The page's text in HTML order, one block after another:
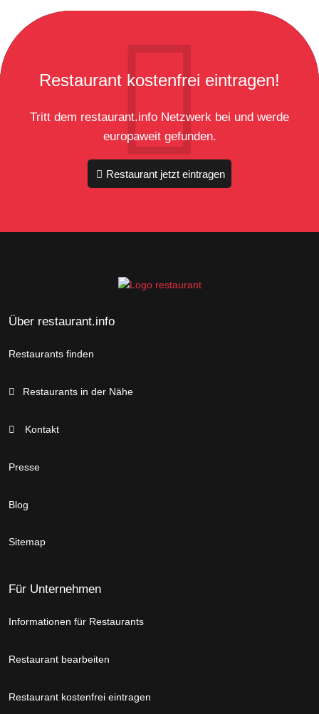
Restaurant kostenfrei eintragen!
Tritt dem restaurant.info Netzwerk bei und werde
europaweit gefunden.
Restaurant jetzt eintragen
Über restaurant.info
Restaurants finden
Restaurants in der Nähe
Kontakt
Presse
Blog
Sitemap
Für Unternehmen
Informationen für Restaurants
Restaurant bearbeiten
Restaurant kostenfrei eintragen